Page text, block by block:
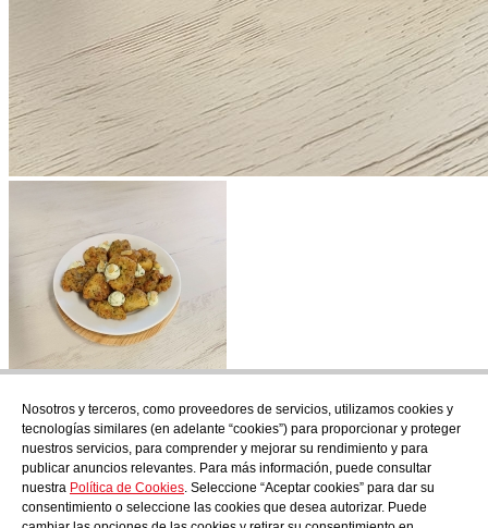
Nosotros y terceros, como proveedores de servicios, utilizamos cookies y
tecnologías similares (en adelante “cookies”) para proporcionar y proteger
nuestros servicios, para comprender y mejorar su rendimiento y para
publicar anuncios relevantes. Para más información, puede consultar
nuestra Política de Cookies. Seleccione “Aceptar cookies” para dar su
consentimiento o seleccione las cookies que desea autorizar. Puede
Suscríbete
Descubre todo lo que se cuece en AudensFood.
He leído y acepto la Politica de privacidad
NosotrosAudens news Productos Blog gastronómico Contacto